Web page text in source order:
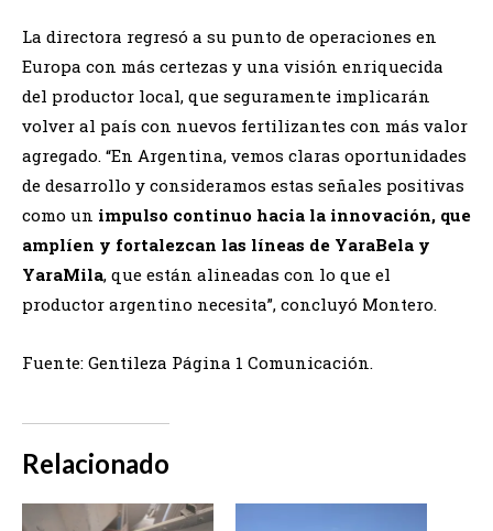
La directora regresó a su punto de operaciones en
Europa con más certezas y una visión enriquecida
del productor local, que seguramente implicarán
volver al país con nuevos fertilizantes con más valor
agregado. “En Argentina, vemos claras oportunidades
de desarrollo y consideramos estas señales positivas
como un impulso continuo hacia la innovación, que
amplíen y fortalezcan las líneas de YaraBela y
YaraMila, que están alineadas con lo que el
productor argentino necesita”, concluyó Montero.
Fuente: Gentileza Página 1 Comunicación.
Relacionado